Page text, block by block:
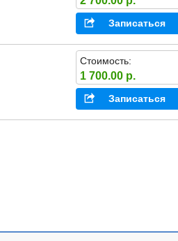
Записаться
Стоимость:
1 700.00 р.
Записаться